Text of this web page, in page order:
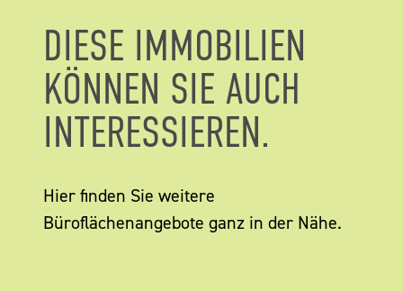
DIESE IMMOBILIEN
KÖNNEN SIE AUCH
INTERESSIEREN.
Hier finden Sie weitere
Büroflächenangebote ganz in der Nähe.